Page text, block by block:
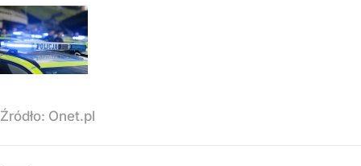
Źródło: Onet.pl